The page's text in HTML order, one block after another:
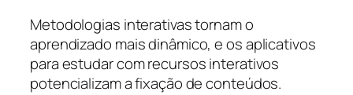
Metodologias interativas tornam o
aprendizado mais dinâmico, e os aplicativos
para estudar com recursos interativos
potencializam a fixação de conteúdos.